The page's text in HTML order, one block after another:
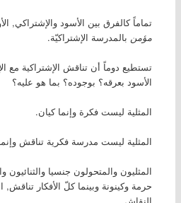
تماماً كالفرق بين الأسود والإشتراكي,
مؤمن بالمدرسة الإشتراكيّة.
تستطيع دوماً أن تناقش الإشتراكية مع
الأسود بعرقه؟ بوجوده؟ بما هو عليه؟
المثلية ليست فكرة وإنما كيان.
المثلية ليست مدرسة فكرية تناقش
المثليون والمتحولون جنسيا
حرمة وكينونة وبينما كلّ الأفكار